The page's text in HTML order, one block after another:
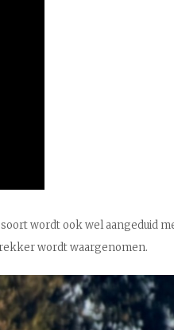
wordt ook wel aangeduid
wordt waargenomen.